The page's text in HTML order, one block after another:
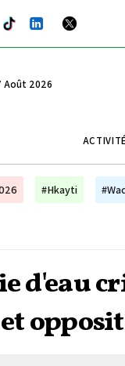
Août 2026
#Hkayti
d'eau